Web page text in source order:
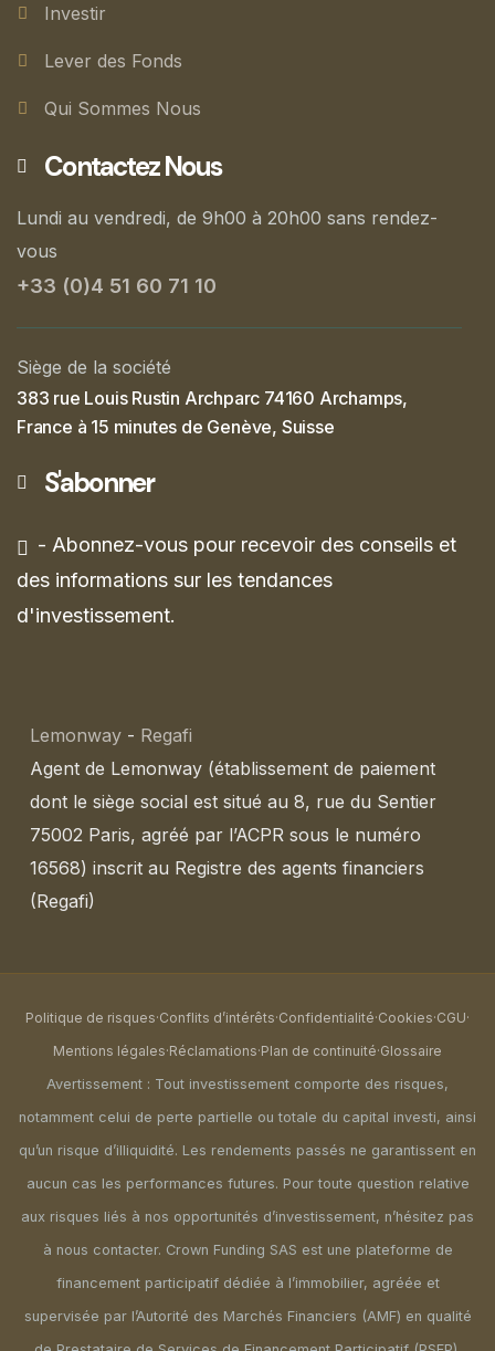
Investir
Lever des Fonds
Qui Sommes Nous
Contactez Nous
Lundi au vendredi, de 9h00 à 20h00 sans rendez-
vous
+33 (0)4 51 60 71 10
Siège de la société
383 rue Louis Rustin Archparc 74160 Archamps,
France à 15 minutes de Genève, Suisse
S'abonner
- Abonnez-vous pour recevoir des conseils et
des informations sur les tendances
d'investissement.
Lemonway - Regafi
Agent de Lemonway (établissement de paiement
dont le siège social est situé au 8, rue du Sentier
75002 Paris, agréé par l’ACPR sous le numéro
16568) inscrit au Registre des agents financiers
(Regafi)
Politique de risques·Conflits d’intérêts·Confidentialité·Cookies·CGU·
Mentions légales·Réclamations·Plan de continuité·Glossaire
Avertissement : Tout investissement comporte des risques,
notamment celui de perte partielle ou totale du capital investi, ainsi
qu’un risque d’illiquidité. Les rendements passés ne garantissent en
aucun cas les performances futures. Pour toute question relative
aux risques liés à nos opportunités d’investissement, n’hésitez pas
à nous contacter. Crown Funding SAS est une plateforme de
financement participatif dédiée à l’immobilier, agréée et
supervisée par l’Autorité des Marchés Financiers (AMF) en qualité